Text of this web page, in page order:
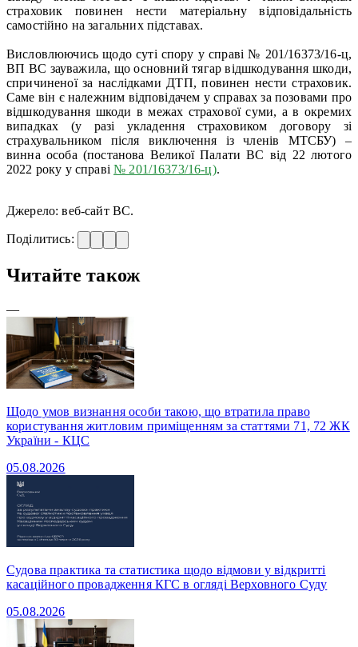
страховик повинен нести матеріальну відповідальність
самостійно на загальних підставах.
Висловлюючись щодо суті спору у справі № 201/16373/16-ц,
ВП ВС зауважила, що основний тягар відшкодування шкоди,
спричиненої за наслідками ДТП, повинен нести страховик.
Саме він є належним відповідачем у справах за позовами про
відшкодування шкоди в межах страхової суми, а в окремих
випадках (у разі укладення страховиком договору зі
страхувальником після виключення із членів МТСБУ) –
винна особа (постанова Великої Палати ВС від 22 лютого
2022 року у справі№ 201/16373/16-ц).
Джерело: веб-сайт ВС.
Поділитись:
Читайте також
—
Щодо умов визнання особи такою, що втратила право
користування житловим приміщенням за статтями 71, 72 ЖК
України - КЦС
05.08.2026
Судова практика та статистика щодо відмови у відкритті
касаційного провадження КГС в огляді Верховного Суду
05.08.2026